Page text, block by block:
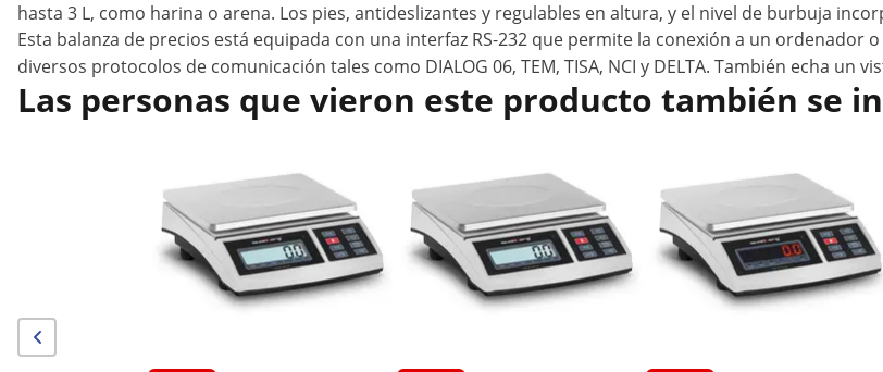
hasta 3 L, como harina o arena. Los pies, antideslizantes y regulables en altura, y el nivel de burbuja
Esta balanza de precios está equipada con una interfaz RS-232 que permite la conexión a un
diversos protocolos de comunicación tales como DIALOG 06, TEM, TISA, NCI y DELTA. También echa un
Las personas que vieron este producto también se